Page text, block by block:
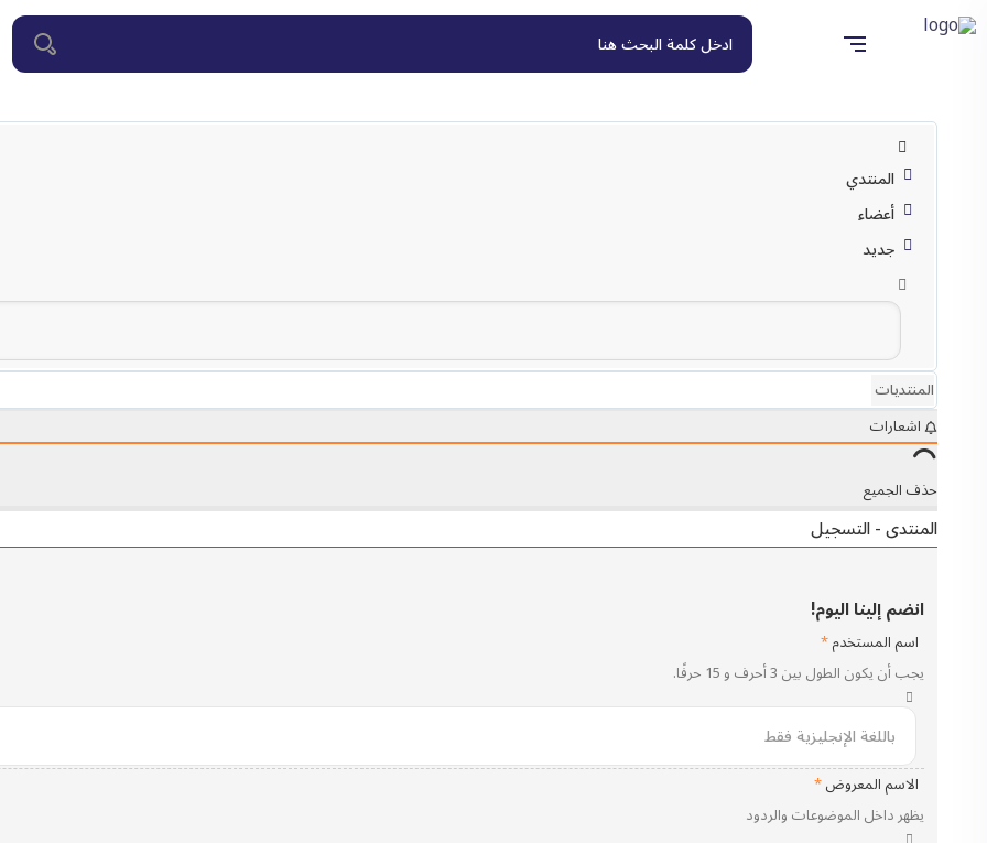
المنتدي
أعضاء
جديد
المنتديات
اشعارات
حذف الجميع
المنتدى - التسجيل
انضم إلينا اليوم!
اسم المستخدم*
يجب أن يكون الطول بين 3 أحرف و 15 حرفًا.
الاسم المعروض*
يظهر داخل الموضوعات والردود